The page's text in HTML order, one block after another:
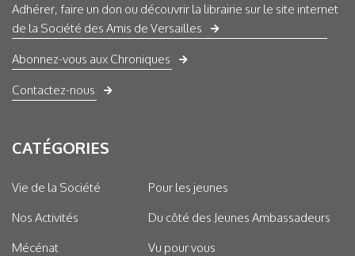
Adhérer, faire un don ou découvrir la librairie sur le site internet
de la Société des Amis de Versailles
Abonnez-vous aux Chroniques
Contactez-nous
CATÉGORIES
Vie de la Société
Nos Activités
Mécénat
Pour les jeunes
Du côté des Jeunes Ambassadeurs
Vu pour vous